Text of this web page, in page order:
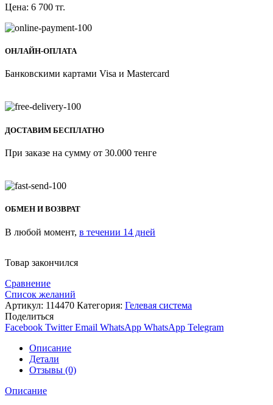
Цена: 6 700 тг.
ОНЛАЙН-ОПЛАТА
Банковскими картами Visa и Mastercard
ДОСТАВИМ БЕСПЛАТНО
При заказе на сумму от 30.000 тенге
ОБМЕН И ВОЗВРАТ
В любой момент, в течении 14 дней
Товар закончился
Сравнение
Список желаний
Артикул: 114470 Категория: Гелевая система
Поделиться
Facebook Twitter Email WhatsApp WhatsApp Telegram
Описание
Детали
Отзывы (0)
Описание